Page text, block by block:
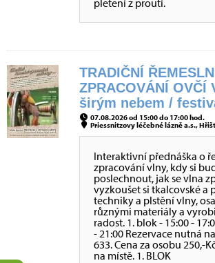
pletení z proutí.
TRADIČNÍ
ZPRACOVÁNÍ OVČÍ
širým nebem /
07.08.2026 od 15:00 do 17:00 hod.
Priessnitzovy léčebné lázně a.s.,
Interaktivní přednáška o
zpracování vlny, kdy si
poslechnout, jak se vlna
vyzkoušet si tkalcovské a
techniky a plstění vlny,
různými materiály a
radost. 1. blok - 15:00 -
- 21:00 Rezervace nutná
633. Cena za osobu 250,-
na místě. 1. BLOK